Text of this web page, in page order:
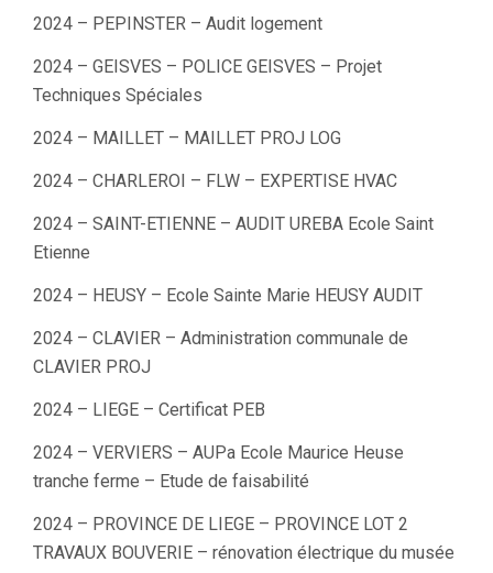
2024 – PEPINSTER – Audit logement
2024 – GEISVES – POLICE GEISVES – Projet
Techniques Spéciales
2024 – MAILLET – MAILLET PROJ LOG
2024 – CHARLEROI – FLW – EXPERTISE HVAC
2024 – SAINT-ETIENNE – AUDIT UREBA Ecole Saint
Etienne
2024 – HEUSY – Ecole Sainte Marie HEUSY AUDIT
2024 – CLAVIER – Administration communale de
CLAVIER PROJ
2024 – LIEGE – Certificat PEB
2024 – VERVIERS – AUPa Ecole Maurice Heuse
tranche ferme – Etude de faisabilité
2024 – PROVINCE DE LIEGE – PROVINCE LOT 2
TRAVAUX BOUVERIE – rénovation électrique du musée